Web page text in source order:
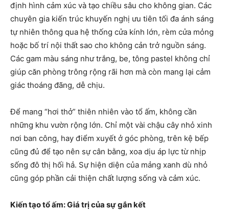
định hình cảm xúc và tạo chiều sâu cho không gian. Các
chuyên gia kiến trúc khuyến nghị ưu tiên tối đa ánh sáng
tự nhiên thông qua hệ thống cửa kính lớn, rèm cửa mỏng
hoặc bố trí nội thất sao cho không cản trở nguồn sáng.
Các gam màu sáng như trắng, be, tông pastel không chỉ
giúp căn phòng trông rộng rãi hơn mà còn mang lại cảm
giác thoáng đãng, dễ chịu.
Để mang “hơi thở” thiên nhiên vào tổ ấm, không cần
những khu vườn rộng lớn. Chỉ một vài chậu cây nhỏ xinh
nơi ban công, hay điểm xuyết ở góc phòng, trên kệ bếp
cũng đủ để tạo nên sự cân bằng, xoa dịu áp lực từ nhịp
sống đô thị hối hả. Sự hiện diện của mảng xanh dù nhỏ
cũng góp phần cải thiện chất lượng sống và cảm xúc.
Kiến tạo tổ ấm: Giá trị của sự gắn kết